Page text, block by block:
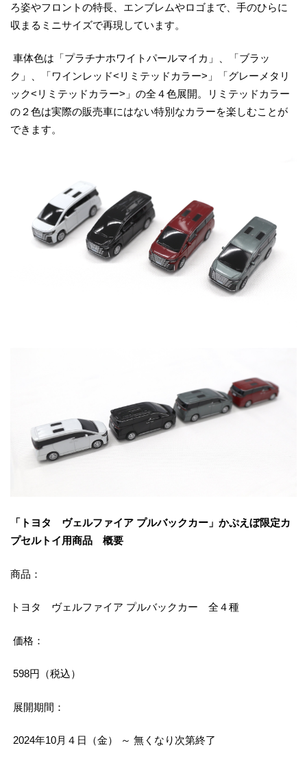
ろ姿やフロントの特長、エンブレムやロゴまで、手のひらに
収まるミニサイズで再現しています。
車体色は「プラチナホワイトパールマイカ」、「ブラッ
ク」、「ワインレッド<リミテッドカラー>」「グレーメタリ
ック<リミテッドカラー>」の全４色展開。リミテッドカラー
の２色は実際の販売車にはない特別なカラーを楽しむことが
できます。
「トヨタ ヴェルファイア プルバックカー」かぷえぼ限定カ
プセルトイ用商品 概要
商品：
トヨタ ヴェルファイア プルバックカー 全４種
価格：
598円（税込）
展開期間：
2024年10月４日（金） ～ 無くなり次第終了